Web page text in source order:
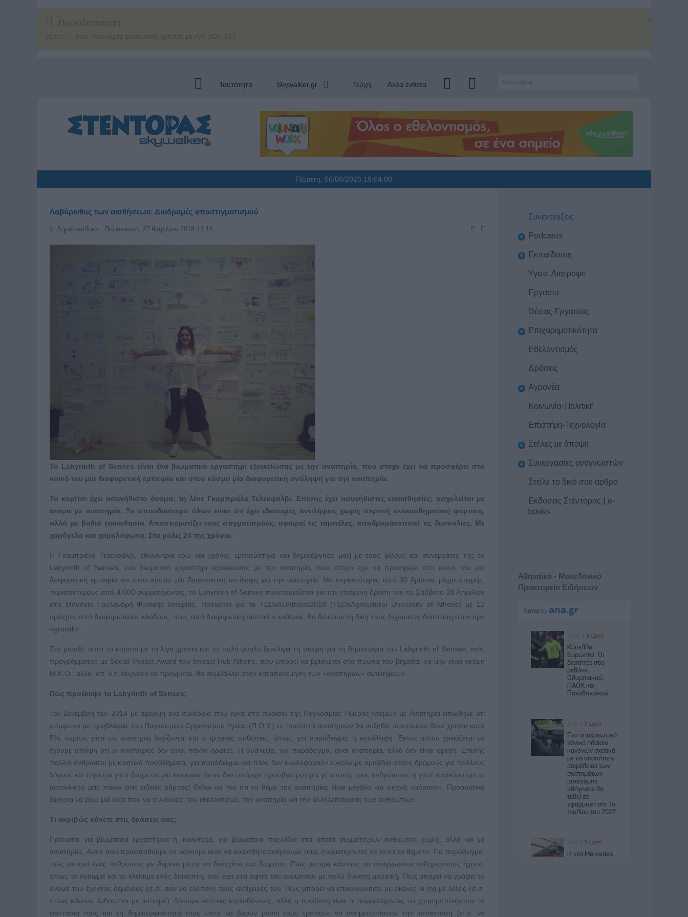
Προειδοποίηση
JUser: :_load: Αδυναμία φόρτωσης χρήστη με Α/Α (ID): 733
Ταυτότητα Skywalker.gr Τεύχη Άλλα ένθετα
Πέμπτη, 06/08/2026 19:04:10
Λαβύρινθος των αισθήσεων: Διαδρομές αποστιγματισμού
Δημοσιεύθηκε : Παρασκευή, 27 Απριλίου 2018 13:16
Το Labyrinth of Senses είναι ένα βιωματικό εργαστήρι εξοικείωσης με την αναπηρία, που στόχο έχει να προσφέρει στο
κοινό του μία διαφορετική εμπειρία και στον κόσμο μία διαφορετική αντίληψη για την αναπηρία.
Το κορίτσι έχει ασυνήθιστο όνομα: τη λένε Γκαμπριέλα Τελεκφάλβι. Επίσης έχει ασυνήθιστες ευαισθησίες: ασχολείται με
άτομα με αναπηρία. Το σπουδαιότερο όλων είναι ότι έχει ιδιαίτερες αντιλήψεις χωρίς περιττή συναισθηματική φόρτιση,
αλλά με βαθιά ευαισθησία. Αποστιγματίζει τους στιγματισμούς, αφαιρεί τις ταμπέλες, αποδραματοποιεί τις δυσκολίες. Με
χαμόγελο και χαμηλόφωνα. Στα μόλις 24 της χρόνια.
Η Γκαμπριέλα Τελεκφάλβι, εθελόντρια εδώ και χρόνια, εμπνεύστηκε και δημιούργησε μαζί με τους φίλους και συνεργάτες της το
Labyrinth of Senses, ένα βιωματικό εργαστήρι εξοικείωσης με την αναπηρία, που στόχο έχει να προσφέρει στο κοινό του μία
διαφορετική εμπειρία και στον κόσμο μία διαφορετική αντίληψη για την αναπηρία. Με περισσότερες από 30 δράσεις μέχρι στιγμής,
περισσότερους από 4.000 συμμετέχοντες, το Labyrinth of Senses προετοιμάζεται για την επόμενη δράση του το Σάββατο 28 Απριλίου
στο Μουσείο Γουλανδρή Φυσικής Ιστορίας. Πρόκειται για το TEDxAUAthens2018 (TEDxAgricultural University of Athens) με 12
ομιλητές από διαφορετικούς κλάδους, που, από διαφορετική σκοπιά ο καθένας, θα δώσουν τη δική τους ξεχωριστή διάσταση στον όρο
«growth».
Στο μεταξύ αυτό το κορίτσι με τα λίγα χρόνια και το πολύ μυαλό ξετυλίγει τη σκέψη για τη δημιουργία του Labyrinth of Senses, ενός
προγράμματος με Social Impact Award του Impact Hub Athens, που μπορεί να βρίσκεται στα πρώτα του βήματα, να μην είναι ακόμη
Μ.Κ.Ο., αλλά, απ’ ό,τι δείχνουν τα πράγματα, θα συμβάλλει στην καταπολέμηση των «ανάπηρων» αντιλήψεων.
Πώς προέκυψε το Labyrinth of Senses;
Τον Δεκέμβρη του 2014 με αφορμή ένα συνέδριο που έγινε στο πλαίσιο της Παγκόσμιας Ημέρας Ατόμων με Αναπηρία ειπώθηκε ότι
σύμφωνα με προβλέψεις του Παγκόσμιου Οργανισμού Υγείας (Π.Ο.Υ.) το ποσοστό αναπηριών θα αυξηθεί τα επόμενα δέκα χρόνια κατά
5%, κυρίως γιατί ως αναπηρία λογίζονται και οι ψυχικές παθήσεις, όπως, για παράδειγμα, η κατάθλιψη. Εκτός αυτού χρειάζεται να
έχουμε υπόψη ότι οι αναπηρίες δεν είναι πάντα ορατές. Η δυσλεξία, για παράδειγμα, είναι αναπηρία, αλλά δεν είναι ορατή. Επίσης
πολλοί άνθρωποι με κινητικά προβλήματα, για παράδειγμα και πάλι, δεν κυκλοφορούν εύκολα με αμαξίδιο στους δρόμους για πολλούς
λόγους και σίγουρα γιατί ζούμε σε μία κοινωνία όπου δεν υπάρχει προσβασιμότητα γι’ αυτούς τους ανθρώπους ή γιατί παρκάρουμε το
αυτοκίνητό μας πάνω στις ειδικές ράμπες! Θέλω να πω ότι το θέμα της αναπηρίας είναι μεγάλο και συχνά «αόρατο». Προσωπικά
έψαχνα να βρω μία ιδέα που να συνδυάζει τον εθελοντισμό, την αναπηρία και την αλληλεπίδραση των ανθρώπων.
Τι ακριβώς κάνετε στις δράσεις σας;
Πρόκειται για βιωματικά εργαστήρια ή, καλύτερα, για βιωματικά παιχνίδια στα οποία συμμετέχουν άνθρωποι χωρίς, αλλά και με
αναπηρίες. Αυτό που προσπαθούμε να κάνουμε είναι να ευαισθητοποιήσουμε τους συμμετέχοντες σε αυτά τα θέματα. Για παράδειγμα,
πώς μπορεί ένας άνθρωπος με δεμένα μάτια να διασχίσει ένα δωμάτιο. Πώς μπορεί κάποιος να αναγνωρίσει καθημερινούς ήχους,
όπως το άνοιγμα και το κλείσιμο ενός διακόπτη, ενώ έχει στα αφτιά του ακουστικά με πολύ δυνατή μουσική. Πώς μπορεί να γράψει το
όνομά του έχοντας δεμένους (σ.σ. σαν να έλειπαν) τους αντίχειρές του. Πώς μπορεί να επικοινωνήσει με εικόνες κι όχι με λέξεις (σ.σ.
όπως κάνουν άνθρωποι με αυτισμό). Δίνουμε κάποιες κατευθύνσεις, αλλά η πρόθεση είναι οι συμμετέχοντες να χρησιμοποιήσουν τη
φαντασία τους και τη δημιουργικότητά τους ώστε να βρουν μόνοι τους τρόπους να αντιμετωπίσουν την κατάσταση (σ.σ. να
Συνεντεύξεις
Podcasts
Εκπαίδευση
Υγεία-Διατροφή
Εργασία
Θέσεις Εργασίας
Επιχειρηματικότητα
Εθελοντισμός
Δράσεις
Αγρονέα
Κοινωνία-Πολιτική
Επιστήμη-Τεχνολογία
Στήλες με άποψη
Συνεργασίες αναγνωστών
Στείλε το δικό σου άρθρο
Εκδόσεις Στέντορας | e-
books
Αθηναϊκό - Μακεδονικό
Πρακτορείο Ειδήσεων